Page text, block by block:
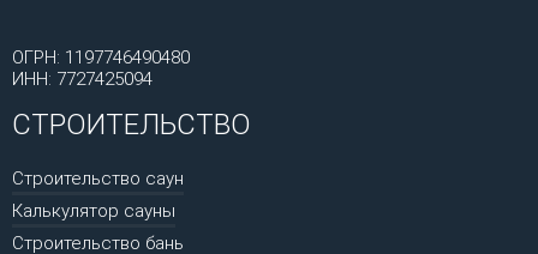
ОГРН: 1197746490480
ИНН: 7727425094
СТРОИТЕЛЬСТВО
Строительство саун
Калькулятор сауны
Строительство бань